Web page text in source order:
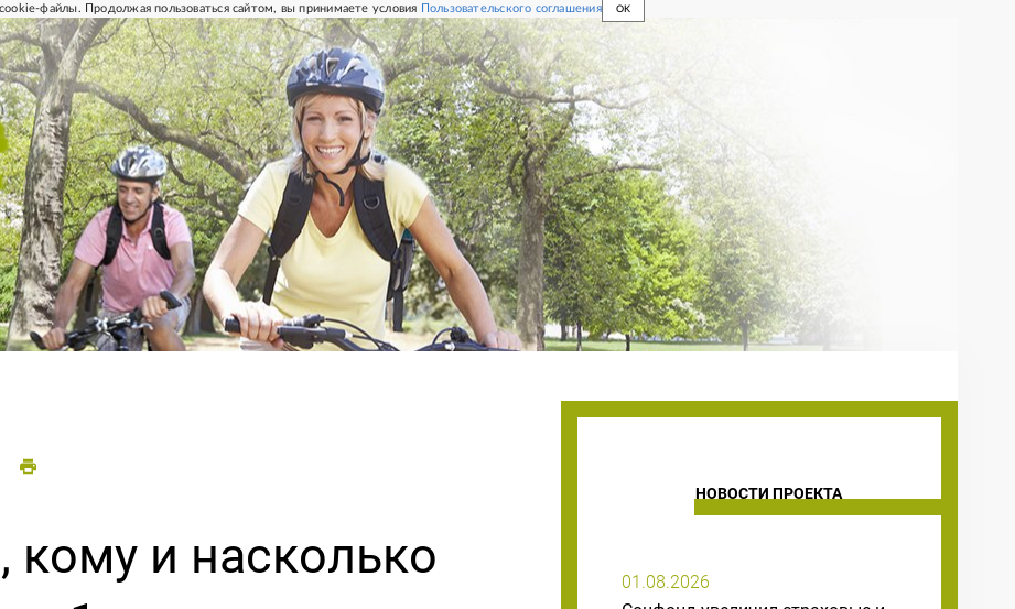
файлы. Продолжая пользоваться сайтом, вы принимаете условия Пользовательского соглашения OK
кому и насколько
НОВОСТИ ПРОЕКТА
01.08.2026